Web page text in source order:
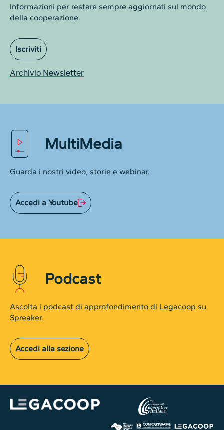
Informazioni per restare sempre aggiornati sul mondo
della cooperazione.
Iscriviti
Archivio Newsletter
MultiMedia
Guarda i nostri video, storie e webinar.
Accedi a Youtube
Podcast
Ascolta i podcast di approfondimento di Legacoop su
Spreaker.
Accedi alla sezione